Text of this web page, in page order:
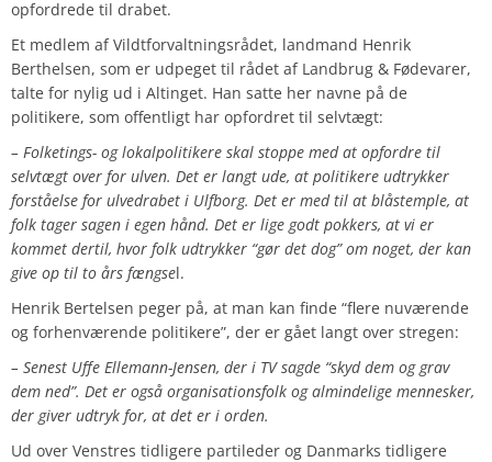
opfordrede til drabet.
Et medlem af Vildtforvaltningsrådet, landmand Henrik
Berthelsen, som er udpeget til rådet af Landbrug & Fødevarer,
talte for nylig ud i Altinget. Han satte her navne på de
politikere, som offentligt har opfordret til selvtægt:
– Folketings- og lokalpolitikere skal stoppe med at opfordre til
selvtægt over for ulven. Det er langt ude, at politikere udtrykker
forståelse for ulvedrabet i Ulfborg. Det er med til at blåstemple, at
folk tager sagen i egen hånd. Det er lige godt pokkers, at vi er
kommet dertil, hvor folk udtrykker “gør det dog” om noget, der kan
give op til to års fængsel.
Henrik Bertelsen peger på, at man kan finde “flere nuværende
og forhenværende politikere”, der er gået langt over stregen:
– Senest Uffe Ellemann-Jensen, der i TV sagde “skyd dem og grav
dem ned”. Det er også organisationsfolk og almindelige mennesker,
der giver udtryk for, at det er i orden.
Ud over Venstres tidligere partileder og Danmarks tidligere